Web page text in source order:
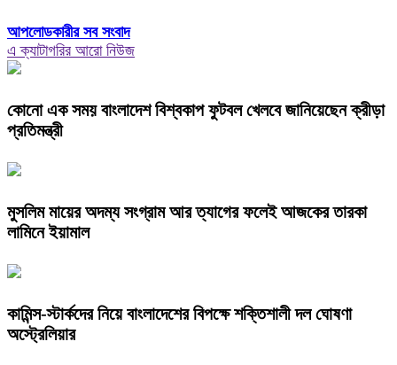
আপলোডকারীর সব সংবাদ
এ ক্যাটাগরির আরো নিউজ
কোনো এক সময় বাংলাদেশ বিশ্বকাপ ফুটবল খেলবে জানিয়েছেন ক্রীড়া
প্রতিমন্ত্রী
মুসলিম মায়ের অদম্য সংগ্রাম আর ত্যাগের ফলেই আজকের তারকা
লামিনে ইয়ামাল
কামিন্স-স্টার্কদের নিয়ে বাংলাদেশের বিপক্ষে শক্তিশালী দল ঘোষণা
অস্ট্রেলিয়ার